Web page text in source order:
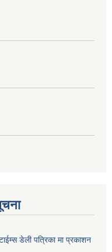
डेली पत्रिका मा प्रकाशन